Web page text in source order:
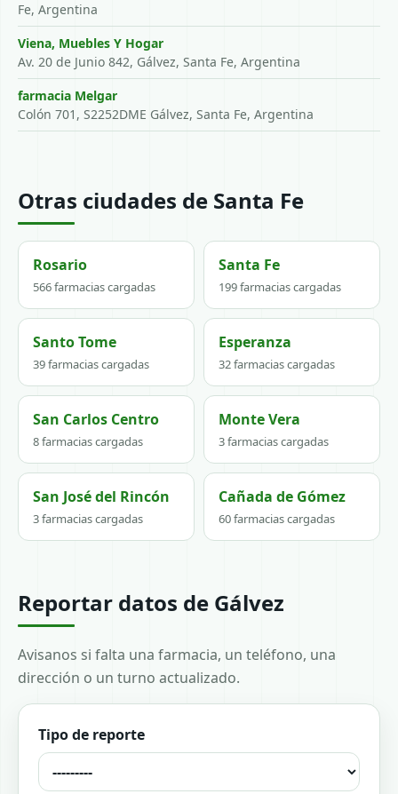
Fe, Argentina
Viena, Muebles Y Hogar
Av. 20 de Junio 842, Gálvez, Santa Fe, Argentina
farmacia Melgar
Colón 701, S2252DME Gálvez, Santa Fe, Argentina
Otras ciudades de Santa Fe
Rosario
566 farmacias cargadas
Santa Fe
199 farmacias cargadas
Santo Tome
39 farmacias cargadas
Esperanza
32 farmacias cargadas
San Carlos Centro
8 farmacias cargadas
Monte Vera
3 farmacias cargadas
San José del Rincón
3 farmacias cargadas
Cañada de Gómez
60 farmacias cargadas
Reportar datos de Gálvez
Avisanos si falta una farmacia, un teléfono, una
dirección o un turno actualizado.
Tipo de reporte